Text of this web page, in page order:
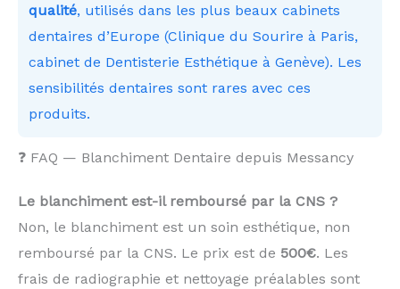
qualité, utilisés dans les plus beaux cabinets
dentaires d’Europe (Clinique du Sourire à Paris,
cabinet de Dentisterie Esthétique à Genève). Les
sensibilités dentaires sont rares avec ces
produits.
❓ FAQ — Blanchiment Dentaire depuis Messancy
Le blanchiment est-il remboursé par la CNS ?
Non, le blanchiment est un soin esthétique, non
remboursé par la CNS. Le prix est de 500€. Les
frais de radiographie et nettoyage préalables sont